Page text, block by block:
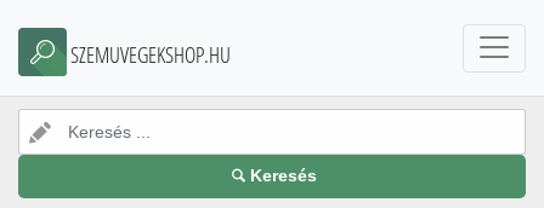
SZEMUVEGEKSHOP.HU
Keresés